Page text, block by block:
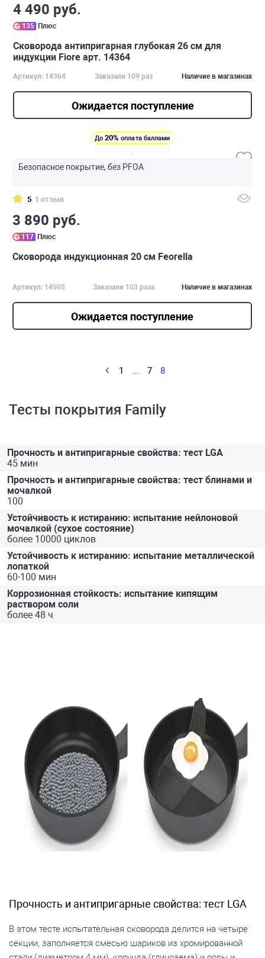
4 490 руб.
135 Плюс
Сковорода антипригарная глубокая 26 см для
индукции Fiore арт. 14364
Артикул: 14364 Заказали 109 раз Наличие в магазинах
Ожидается поступление
До20% оплата баллами
Безопасное покрытие, без PFOA
5 1 отзыв
3 890 руб.
117 Плюс
Сковорода индукционная 20 см Feorella
Артикул: 14505 Заказали 103 раза Наличие в магазинах
Ожидается поступление
1 ... 7 8
Тесты покрытия Family
Прочность и антипригарные свойства: тест LGA
45 мин
Прочность и антипригарные свойства: тест блинами и
мочалкой
100
Устойчивость к истиранию: испытание нейлоновой
мочалкой (сухое состояние)
более 10000 циклов
Устойчивость к истиранию: испытание металлической
лопаткой
60-100 мин
Коррозионная стойкость: испытание кипящим
раствором соли
более 48 ч
Прочность и антипригарные свойства: тест LGA
В этом тесте испытательная сковорода делится на четыре
секции, заполняется смесью шариков из хромированной